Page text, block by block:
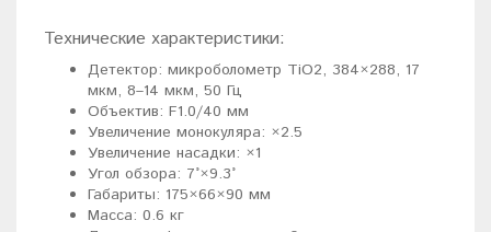
Технические характеристики:
Детектор: микроболометр TiO2, 384×288, 17
мкм, 8–14 мкм, 50 Гц
Объектив: F1.0/40 мм
Увеличение монокуляра: ×2.5
Увеличение насадки: ×1
Угол обзора: 7°×9.3°
Габариты: 175×66×90 мм
Масса: 0.6 кг